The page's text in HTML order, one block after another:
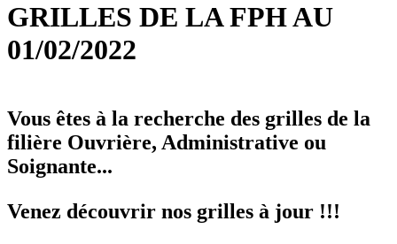
GRILLES DE LA FPH AU
01/02/2022
Vous êtes à la recherche des grilles de la
filière Ouvrière, Administrative ou
Soignante...
Venez découvrir nos grilles à jour !!!